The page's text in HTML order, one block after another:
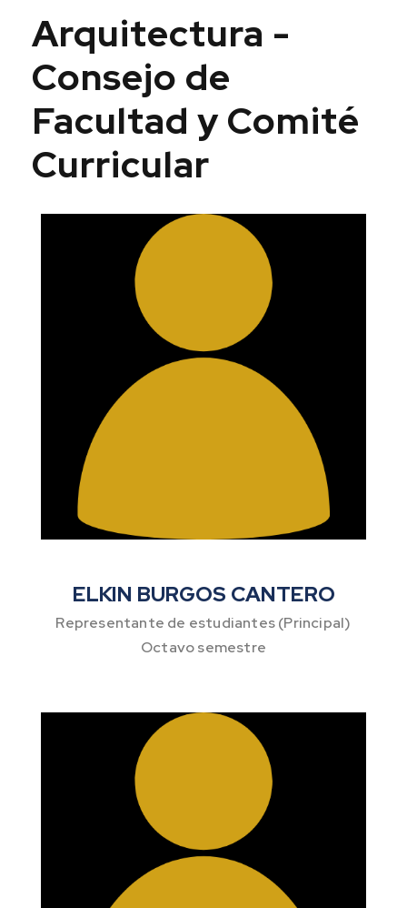
Arquitectura -
Consejo de
Facultad y Comité
Curricular
ELKIN BURGOS CANTERO
Representante de estudiantes (Principal)
Octavo semestre